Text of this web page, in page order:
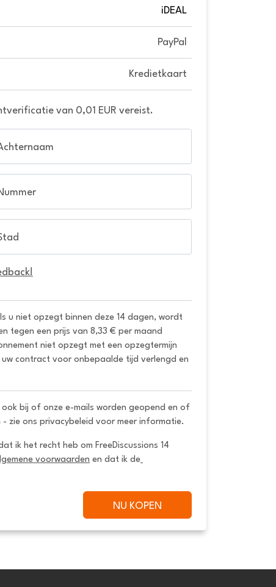
iDEAL
PayPal
Kredietkaart
van 0,01 EUR vereist.
u niet opzegt binnen deze 14 dagen, wordt
tegen een prijs van 8,33 € per maand
niet opzegt met een opzegtermijn
contract voor onbepaalde tijd verlengd en
bij of onze e-mails worden geopend en of
zie ons privacybeleid voor meer informatie.
ik het recht heb om FreeDiscussions 14
voorwaarden en dat ik de
NU KOPEN